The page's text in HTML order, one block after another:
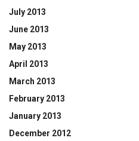
July 2013
June 2013
May 2013
April 2013
March 2013
February 2013
January 2013
December 2012